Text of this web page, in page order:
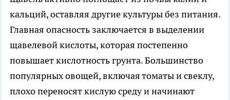
кальций, оставляя другие культуры без питания.
Главная опасность заключается в выделении
щавелевой кислоты, которая постепенно
повышает кислотность грунта. Большинство
популярных овощей, включая томаты и свеклу,
плохо переносят кислую среду и начинают